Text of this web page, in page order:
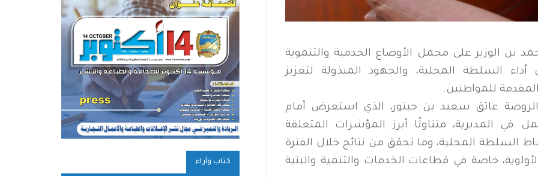
الوزير على مجمل الأوضاع الخدمية والتنموية
السلطة المحلية، والجهود المبذولة لتعزيز
للمواطنين.
الروضة عاتق سعيد بن حبتور، الذي استعرض أمام
المديرية، متناولًا أبرز المؤشرات المتعلقة
السلطة المحلية، وما تحقق من نتائج خلال الفترة
خاصة في قطاعات الخدمات والتنمية والبنية
كتاب وآراء